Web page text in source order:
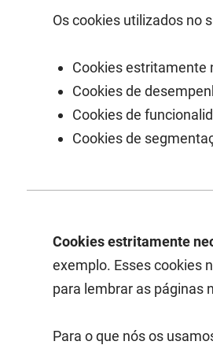
Os cookies utilizados no
Cookies estritamente
Cookies de
Cookies de
Cookies de
Cookies estritamente
exemplo. Esses cookies
para lembrar as páginas
Para o que nós os